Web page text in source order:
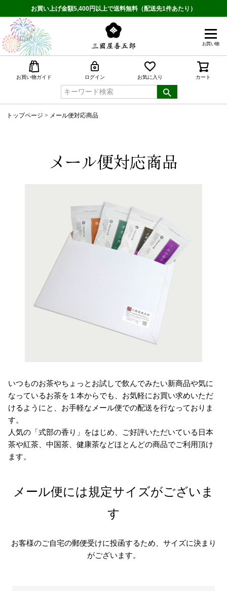
お買い上げ金額5,400円以上で送料無料（配送先1件あたり）
お買い物
お買い物ガイド ログイン お気に入り カート
トップページ メール便対応商品
メール便対応商品
いつものお茶やちょっとお試しで飲んでみたい新商品や気に
なっているお茶を１本からでも、お気軽にお買い求めいただ
けるようにと、お手軽なメール便での配送を行なっておりま
す。
人気の「式部の香り」をはじめ、ご好評いただいている日本
茶や紅茶、中国茶、健康茶などほとんどの商品でご利用頂け
ます。
メール便には規定サイズがございま
す
お客様のご自宅の郵便受けに投函するため、サイズに決まり
がございます。